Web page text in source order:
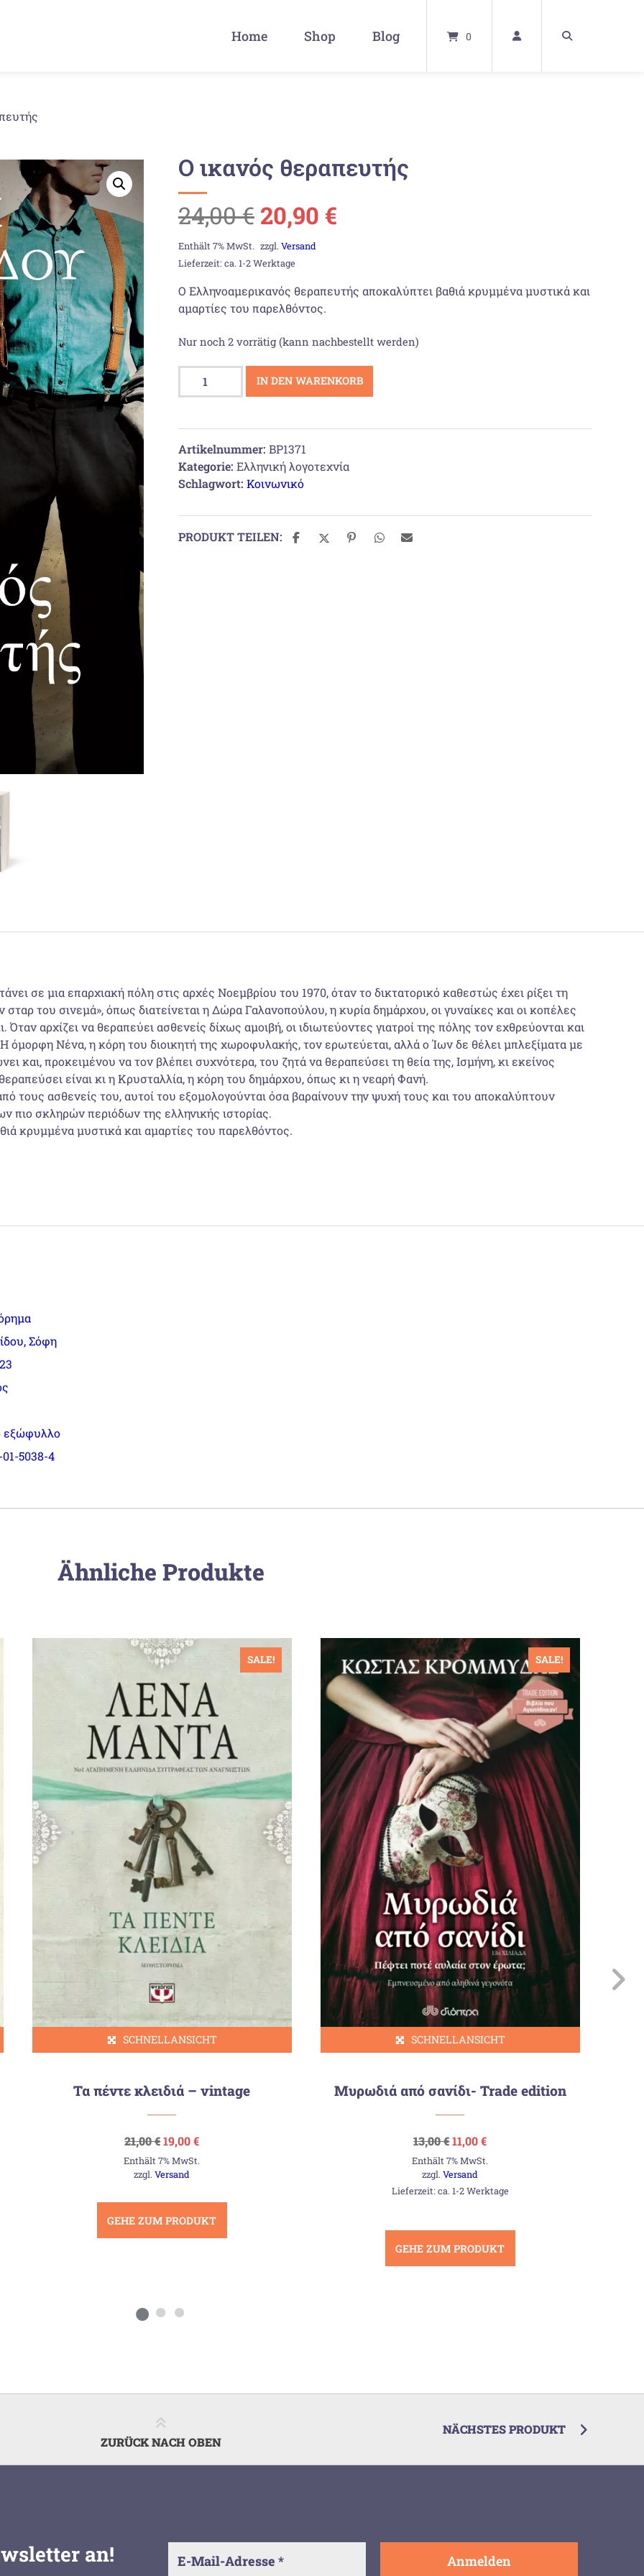
Home Shop Blog 0
Ο ικανός θεραπευτής
24,00€ Ursprünglicher
Preis
war:
24,00 €
20,90 €
ist:
Enthält 7% MwSt. zzgl. Versand
Lieferzeit: ca. 1-2 Werktage
Ο Ελληνοαμερικανός θεραπευτής αποκαλύπτει βαθιά κρυμμένα μυστικά και
αμαρτίες του παρελθόντος.
Nur noch 2 vorrätig (kann nachbestellt werden)
Ο
ικανός
Menge
IN DEN WARENKORB
Artikelnummer: BP1371
Kategorie: Ελληνική λογοτεχνία
Schlagwort: Κοινωνικό
PRODUKT TEILEN:
σε μια επαρχιακή πόλη στις αρχές Νοεμβρίου του 1970, όταν το δικτατορικό καθεστώς έχει ρίξει τη
σταρ του σινεμά», όπως διατείνεται η Δώρα Γαλανοπούλου, η κυρία δημάρχου, οι γυναίκες και οι κοπέλες
αρχίζει να θεραπεύει ασθενείς δίχως αμοιβή, οι ιδιωτεύοντες γιατροί της πόλης τον εχθρεύονται και
όμορφη Νένα, η κόρη του διοικητή της χωροφυλακής, τον ερωτεύεται, αλλά ο Ίων δε θέλει μπλεξίματα με
και, προκειμένου να τον βλέπει συχνότερα, του ζητά να θεραπεύσει τη θεία της, Ισμήνη, κι εκείνος
είναι κι η Κρυσταλλία, η κόρη του δημάρχου, όπως κι η νεαρή Φανή.
τους ασθενείς του, αυτοί του εξομολογούνται όσα βαραίνουν την ψυχή τους και του αποκαλύπτουν
πιο σκληρών περιόδων της ελληνικής ιστορίας.
κρυμμένα μυστικά και αμαρτίες του παρελθόντος.
Σόφη
5038-4
Ähnliche Produkte
SALE!
SCHNELLANSICHT
Τα πέντε κλειδιά – vintage
21,00€Ursprünglicher
Preis
war:
21,00 €
19,00€Aktueller
ist:
Enthält 7% MwSt.
zzgl.Versand
GEHE ZUM PRODUKT
SALE!
SCHNELLANSICHT
Μυρωδιά από σανίδι- Trade edition
13,00€Ursprünglicher
Preis
war:
13,00 €
11,00€Aktueller
ist:
Enthält 7% MwSt.
zzgl.Versand
Lieferzeit: ca. 1-2 Werktage
GEHE ZUM PRODUKT
NÄCHSTES PRODUKT
ZURÜCK NACH OBEN
an!